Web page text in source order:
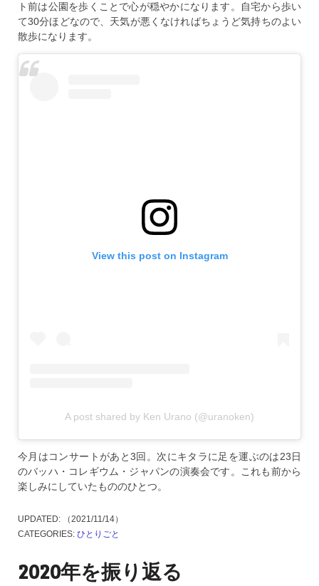
ト前は公園を歩くことで心が穏やかになります。自宅から歩い
て30分ほどなので、天気が悪くなければちょうど気持ちのよい
散歩になります。
View this post on Instagram
A post shared by Ken Urano (@uranoken)
今月はコンサートがあと3回。次にキタラに足を運ぶのは23日
のバッハ・コレギウム・ジャパンの演奏会です。これも前から
楽しみにしていたもののひとつ。
UPDATED:
（2021/11/14）
CATEGORIES: ひとりごと
2020年を振り返る